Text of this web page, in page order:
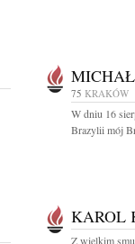
75 KRAKÓW
W dniu 16
Brazylii mój
KAROL
Z wielkim